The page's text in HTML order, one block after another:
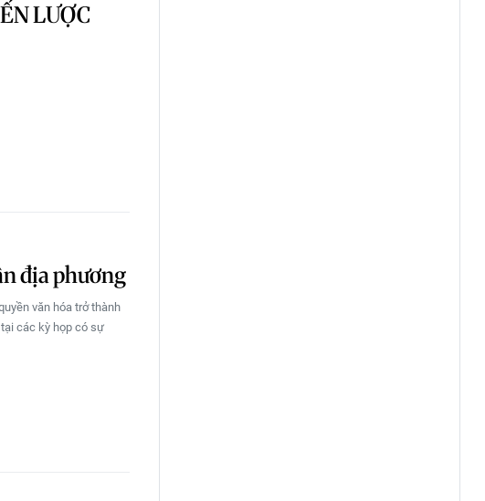
LƯỢC
địa phương
văn hóa trở thành
các kỳ họp có sự